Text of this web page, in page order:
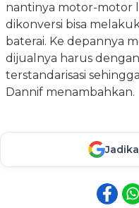
nantinya motor-motor
dikonversi bisa
baterai. Ke depannya
dijualnya harus
terstandarisasi
Dannif menambahkan.